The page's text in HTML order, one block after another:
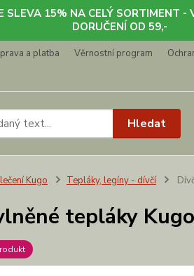
SLEVA 15% NA CELÝ SORTIMENT -
DORUČENÍ OD 59,-
a platba Věrnostní program
Hledat
Kugo Tepláky, legíny - dívčí
tepláky